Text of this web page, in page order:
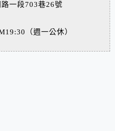
一段703巷26號
（週一公休）